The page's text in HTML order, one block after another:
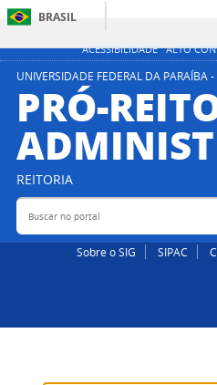
ACESSIBILIDADE ALTO
BRASIL
UNIVERSIDADE FEDERAL DA PARAÍBA -
PRÓ-
REITORIA
Buscar no portal
Sobre o SIG SIPAC